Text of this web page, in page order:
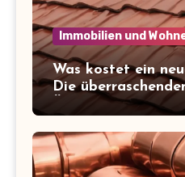
Immobilien und
Was kostet ein
Die
Überblick!